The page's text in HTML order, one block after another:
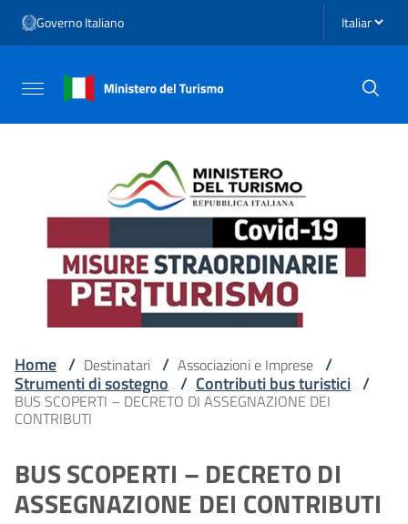
Vai al menu di navigazione
Vai al footer
Governo Italiano Seleziona
Attiva / disattiva la navigazione
Home / Destinatari / Associazioni e Imprese /
Strumenti di sostegno / Contributi bus turistici /
BUS SCOPERTI – DECRETO DI ASSEGNAZIONE DEI
CONTRIBUTI
BUS SCOPERTI – DECRETO DI
ASSEGNAZIONE DEI CONTRIBUTI